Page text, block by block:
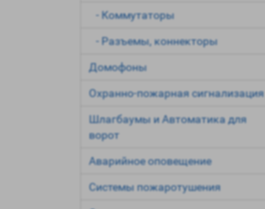
- Коммутаторы
- Разъемы, коннекторы
Домофоны
Охранно-пожарная сигнализация
Шлагбаумы и Автоматика для
ворот
Аварийное оповещение
Системы пожаротушения